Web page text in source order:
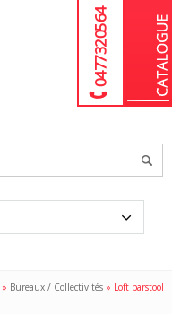
04 77 32 05 64
» Bureaux / Collectivités » Loft barstool